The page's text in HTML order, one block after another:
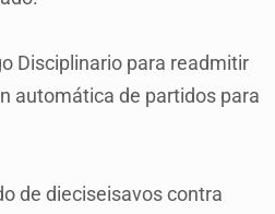
Disciplinario para readmitir
automática de partidos para
de dieciseisavos contra